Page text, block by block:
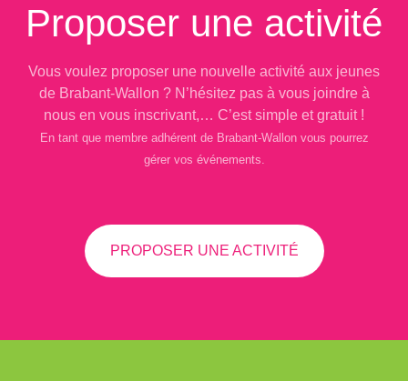
Proposer une activité
Vous voulez proposer une nouvelle activité aux jeunes
de Brabant-Wallon ? N’hésitez pas à vous joindre à
nous en vous inscrivant,… C’est simple et gratuit !
En tant que membre adhérent de Brabant-Wallon vous pourrez
gérer vos événements.
PROPOSER UNE ACTIVITÉ